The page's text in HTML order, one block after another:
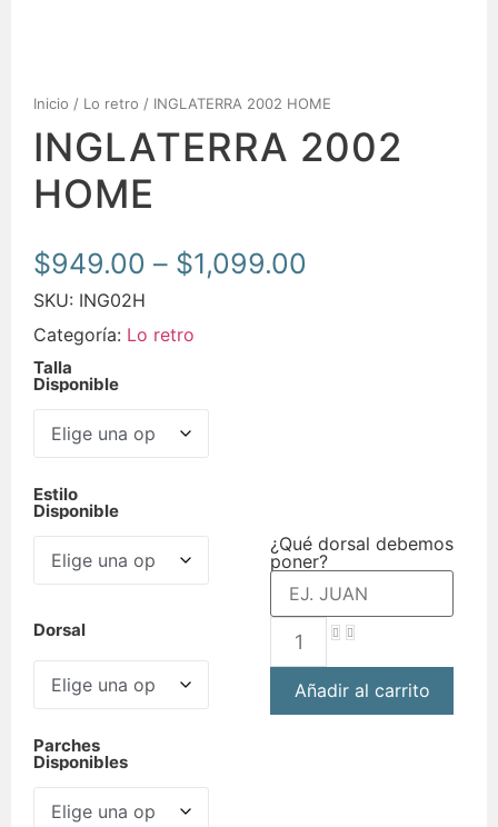
Inicio / Lo retro / INGLATERRA 2002 HOME
INGLATERRA 2002
HOME
$949.00 – $1,099.00
SKU: ING02H
Categoría: Lo retro
Talla
Disponible
Estilo
Disponible
Dorsal
Parches
Disponibles
¿Qué dorsal debemos
poner?
Añadir al carrito